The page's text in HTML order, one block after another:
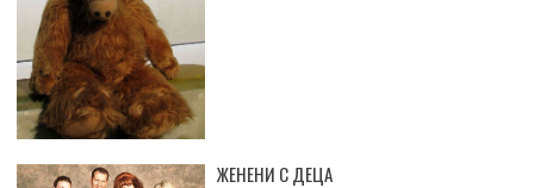
ЖЕНЕНИ С ДЕЦА